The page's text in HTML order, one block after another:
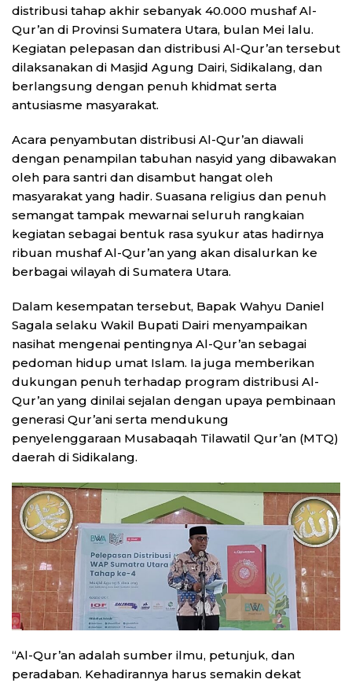
distribusi tahap akhir sebanyak 40.000 mushaf Al-
Qur’an di Provinsi Sumatera Utara, bulan Mei lalu.
Kegiatan pelepasan dan distribusi Al-Qur’an tersebut
dilaksanakan di Masjid Agung Dairi, Sidikalang, dan
berlangsung dengan penuh khidmat serta
antusiasme masyarakat.
Acara penyambutan distribusi Al-Qur’an diawali
dengan penampilan tabuhan nasyid yang dibawakan
oleh para santri dan disambut hangat oleh
masyarakat yang hadir. Suasana religius dan penuh
semangat tampak mewarnai seluruh rangkaian
kegiatan sebagai bentuk rasa syukur atas hadirnya
ribuan mushaf Al-Qur’an yang akan disalurkan ke
berbagai wilayah di Sumatera Utara.
Dalam kesempatan tersebut, Bapak Wahyu Daniel
Sagala selaku Wakil Bupati Dairi menyampaikan
nasihat mengenai pentingnya Al-Qur’an sebagai
pedoman hidup umat Islam. Ia juga memberikan
dukungan penuh terhadap program distribusi Al-
Qur’an yang dinilai sejalan dengan upaya pembinaan
generasi Qur’ani serta mendukung
penyelenggaraan Musabaqah Tilawatil Qur’an (MTQ)
daerah di Sidikalang.
“Al-Qur’an adalah sumber ilmu, petunjuk, dan
peradaban. Kehadirannya harus semakin dekat